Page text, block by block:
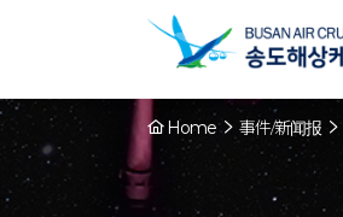
Home 事件/新闻报